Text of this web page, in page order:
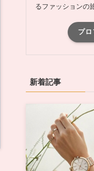
るファッションの
プ
新着記事